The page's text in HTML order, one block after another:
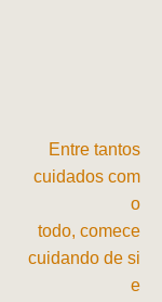
Entre tantos
cuidados com
o
todo, comece
cuidando de si
e